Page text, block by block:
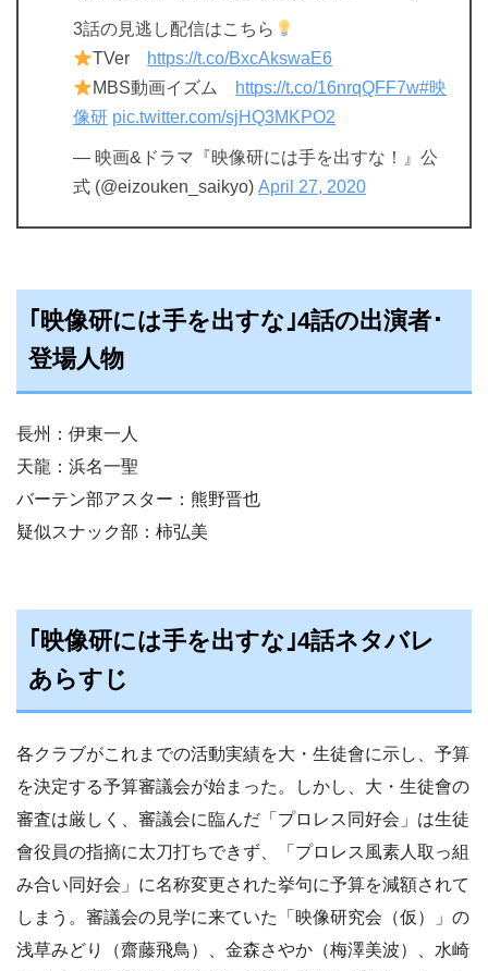
3話の見逃し配信はこちら
TVer
https://t.co/BxcAkswaE6
MBS動画イズム
https://t.co/16nrqQFF7w#映
像研 pic.twitter.com/sjHQ3MKPO2
— 映画&ドラマ『映像研には手を出すな！』公
式 (@eizouken_saikyo) April 27, 2020
｢映像研には手を出すな｣4話の出演者･
登場人物
長州：伊東一人
天龍：浜名一聖
バーテン部アスター：熊野晋也
疑似スナック部：柿弘美
｢映像研には手を出すな｣4話ネタバレ
あらすじ
各クラブがこれまでの活動実績を大・生徒會に示し、予算
を決定する予算審議会が始まった。しかし、大・生徒會の
審査は厳しく、審議会に臨んだ「プロレス同好会」は生徒
會役員の指摘に太刀打ちできず、「プロレス風素人取っ組
み合い同好会」に名称変更された挙句に予算を減額されて
しまう。審議会の見学に来ていた「映像研究会（仮）」の
浅草みどり（齋藤飛鳥）、金森さやか（梅澤美波）、水崎